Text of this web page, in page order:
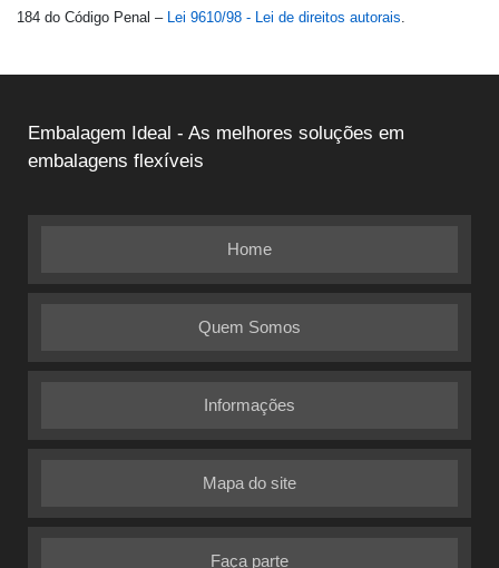
184 do Código Penal – Lei 9610/98 - Lei de direitos autorais.
Embalagem Ideal - As melhores soluções em
embalagens flexíveis
Home
Quem Somos
Informações
Mapa do site
Faça parte